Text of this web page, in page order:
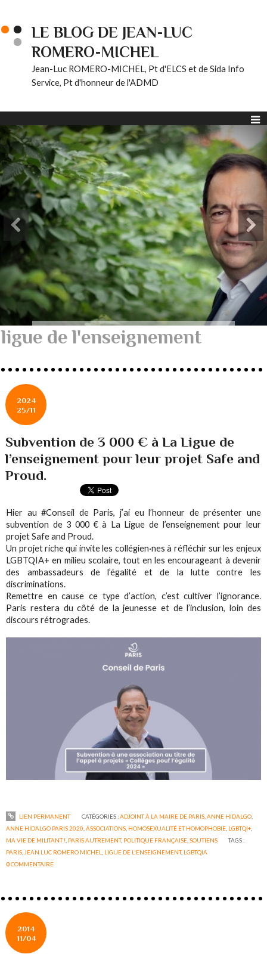
LE BLOG DE JEAN-LUC
ROMERO-MICHEL
Jean-Luc ROMERO-MICHEL, Pt d'ELCS et de Sida Info
Service, Pt d'honneur de l'ADMD
ligue de l'enseignement
2024
25/11
Subvention de 3 000 € à La Ligue de
l’enseignement pour leur projet Safe and
Proud.
Hier au #Conseil de Paris, j’ai eu l’honneur de présenter une
subvention de 3 000 € à La Ligue de l’enseignement pour leur
projet Safe and Proud.
Un projet riche qui invite les collégien·nes à réfléchir sur les enjeux
LGBTQIA+ en milieu scolaire, tout en les encourageant à devenir
des ambassadeurs de l’égalité et de la lutte contre les
discriminations.
Remettre en cause ce type d’action, c’est cultiver l’ignorance.
Paris restera du côté de la jeunesse et de l’inclusion, loin des
discours rétrogrades.
LIEN PERMANENT CATÉGORIES :ADJOINT À LA MAIRE DE PARIS, ANNE HIDALGO,
ANNE HIDALGO PARIS 2020 ,ASSOCIATIONS HOMOSEXUALITÉ ET HOMOPHOBIE LGBTQI+
MA VIE DE MILITANT ! PARIS AUTREMENT, POLITIQUE FRANÇAISE ,SOUTIENS
TAGS :
PARIS JEAN LUC ROMERO MICHEL LIGUE DE L'ENSEIGNEMENT, LGBTQIA
0COMMENTAIRE
2014
11/04